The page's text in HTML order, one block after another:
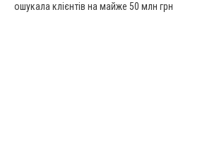
ошукала клієнтів на майже 50 млн грн